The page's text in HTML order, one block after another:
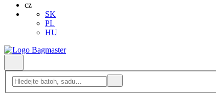
cz
SK
PL
HU